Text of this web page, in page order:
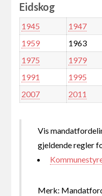
Eidskog
1945 1947
1959
1963
1975
1979
1991
1995
2007
2011
Vis
gjeldende regler
Merk: